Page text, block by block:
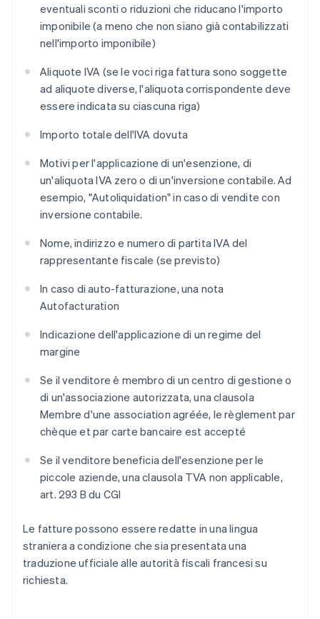
eventuali sconti o riduzioni che riducano l'importo
imponibile (a meno che non siano già contabilizzati
nell'importo imponibile)
Aliquote IVA (se le voci riga fattura sono soggette
ad aliquote diverse, l'aliquota corrispondente deve
essere indicata su ciascuna riga)
Importo totale dell'IVA dovuta
Motivi per l'applicazione di un'esenzione, di
un'aliquota IVA zero o di un'inversione contabile. Ad
esempio, "Autoliquidation" in caso di vendite con
inversione contabile.
Nome, indirizzo e numero di partita IVA del
rappresentante fiscale (se previsto)
In caso di auto-fatturazione, una nota
Autofacturation
Indicazione dell'applicazione di un regime del
margine
Se il venditore è membro di un centro di gestione o
di un'associazione autorizzata, una clausola
Membre d'une association agréée, le règlement par
chèque et par carte bancaire est accepté
Se il venditore beneficia dell'esenzione per le
piccole aziende, una clausola TVA non applicable,
art. 293 B du CGI
Le fatture possono essere redatte in una lingua
straniera a condizione che sia presentata una
traduzione ufficiale alle autorità fiscali francesi su
richiesta.